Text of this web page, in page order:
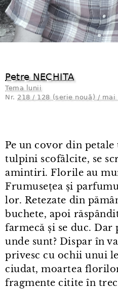
Petre NECHITA
Tema lunii
Nr. 218 / 128 (serie nouă) / mai
Pe un covor din
tulpini scofâlcite, se
amintiri. Florile au
Frumusețea și
lor. Retezate din
buchete, apoi
farmecă și se duc.
unde sunt? Dispar în
privesc cu ochii unui
ciudat, moartea
fragmente citite în